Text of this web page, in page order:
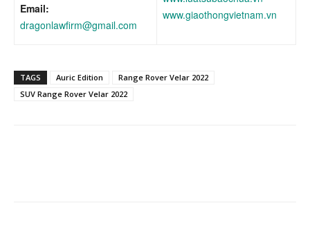
Email:
dragonlawfirm@gmail.com
www.giaothongvietnam.vn
TAGS Auric Edition
Range Rover Velar 2022
SUV Range Rover Velar 2022